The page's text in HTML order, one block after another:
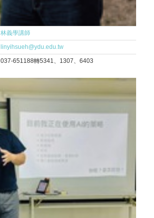
林義學講師
linyihsueh@ydu.edu.tw
037-651188轉5341、1307、6403